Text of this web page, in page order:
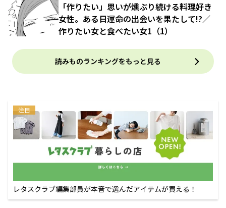
「作りたい」思いが燻ぶり続ける料理好き
女性。ある日運命の出会いを果たして!?／
作りたい女と食べたい女1（1）
読みものランキングをもっと見る
注目
レタスクラブ編集部員が本音で選んだアイテムが買える！